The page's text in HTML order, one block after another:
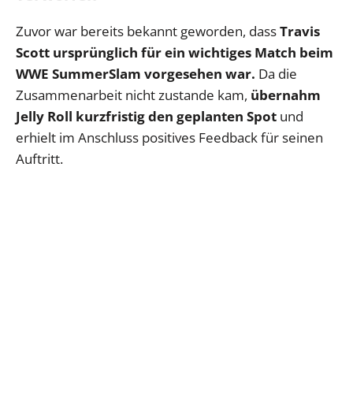
Zuvor war bereits bekannt geworden, dassTravis
Scott ursprünglich für ein wichtiges Match beim
WWE SummerSlam vorgesehen war. Da die
Zusammenarbeit nicht zustande kam, übernahm
Jelly Roll kurzfristig den geplanten Spot und
erhielt im Anschluss positives Feedback für seinen
Auftritt.